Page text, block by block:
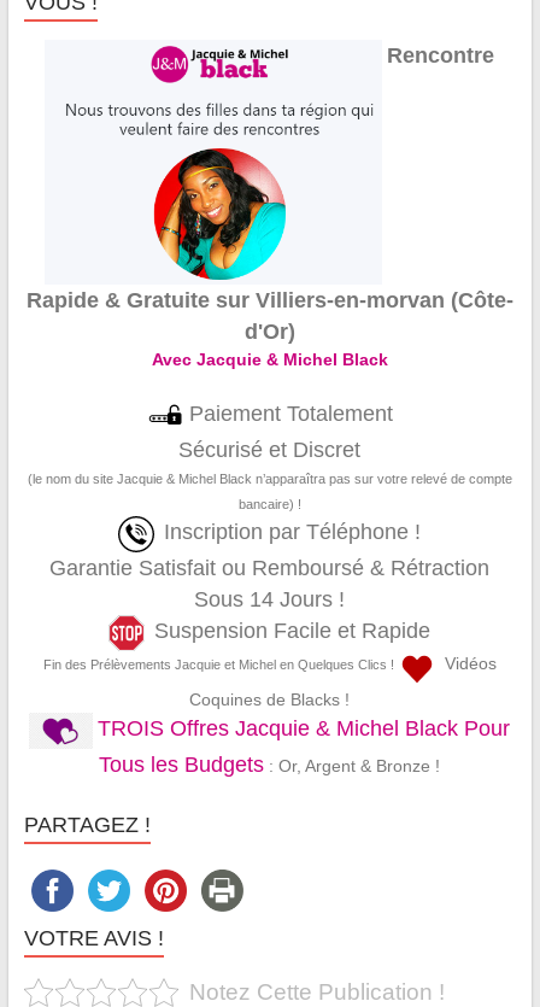
Rencontre
Rapide & Gratuite sur Villiers-en-morvan (Côte-
d'Or)
Avec Jacquie & Michel Black
Paiement Totalement
Sécurisé et Discret
(le nom du site Jacquie & Michel Black n’apparaîtra pas sur votre relevé de compte
bancaire) !
Inscription par Téléphone !
Garantie Satisfait ou Remboursé & Rétraction
Sous 14 Jours !
Suspension Facile et Rapide
Fin des Prélèvements Jacquie et Michel en Quelques Clics !
Vidéos
Coquines de Blacks !
TROIS Offres Jacquie & Michel Black Pour
Tous les Budgets : Or, Argent & Bronze !
PARTAGEZ !
VOTRE AVIS !
Notez Cette Publication !